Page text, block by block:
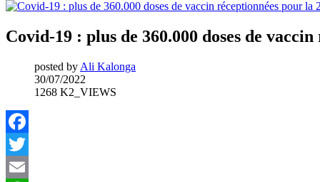
Covid-19 : plus de 360.000 doses de
posted by Ali Kalonga
30/07/2022
1268 K2_VIEWS
Facebook
Twitter